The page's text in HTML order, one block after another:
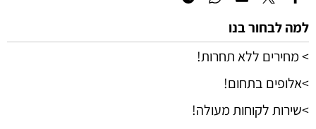
למה לבחור בנו
> מחירים ללא תחרות!
>אלופים בתחום!
>שירות לקוחות מעולה!